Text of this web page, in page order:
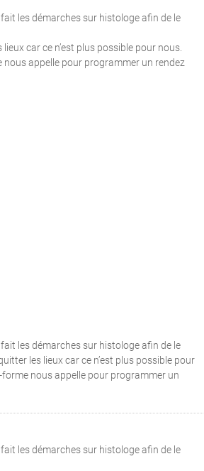
les démarches sur histologe afin de le
car ce n’est plus possible pour nous.
appelle pour programmer un rendez
les démarches sur histologe afin de le
les lieux car ce n’est plus possible pour
nous appelle pour programmer un
les démarches sur histologe afin de le